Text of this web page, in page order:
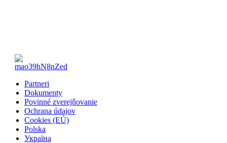
Partneri
Dokumenty
Povinné zverejňovanie
Ochrana údajov
Cookies (EÚ)
Polska
Україна